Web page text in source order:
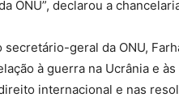
ONU”, declarou a
geral da ONU,
à guerra na Ucrânia e
internacional e nas